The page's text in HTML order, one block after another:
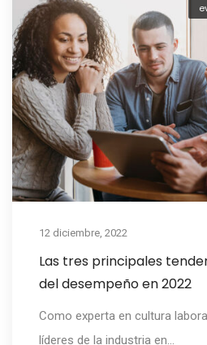
12 diciembre, 2022
Las tres principales
del desempeño en 2022
Como experta en cultura
líderes de la industria en...